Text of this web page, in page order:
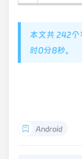
本文共 242
时0分8秒。
Android